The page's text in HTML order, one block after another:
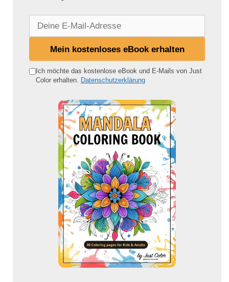
e
Mein kostenloses eBook erhalten
Ich möchte das kostenlose eBook und E-Mails von Just
Color erhalten. Datenschutzerklärung